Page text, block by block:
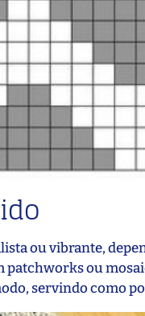
ou vibrante,
ou
servindo como